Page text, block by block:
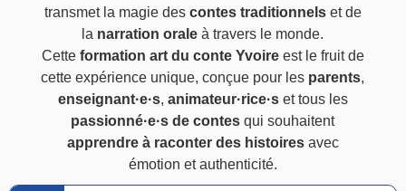
transmet la magie des contes traditionnelset de
la narration orale à travers le monde.
Cette formation art du conte Yvoireest le fruit de
cette expérience unique, conçue pour les parents,
enseignant·e·s, animateur·rice·set tous les
passionné·e·s de contes qui souhaitent
apprendre à raconter des histoiresavec
émotion et authenticité.